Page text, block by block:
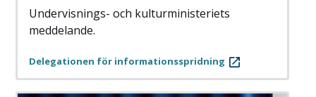
Undervisnings- och kulturministeriets
meddelande.
Delegationen för informationsspridning